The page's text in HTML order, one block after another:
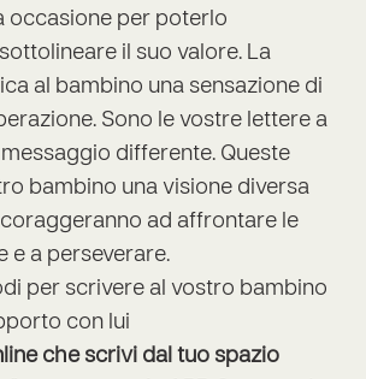
occasione per poterlo
il suo valore. La
al bambino una sensazione di
Sono le vostre lettere a
differente. Queste
bambino una visione diversa
ad affrontare le
e a perseverare.
per scrivere al vostro bambino
con lui
che scrivi dal tuo spazio